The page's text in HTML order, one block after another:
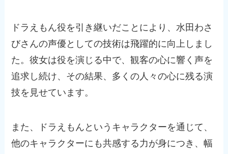
ドラえもん役を引き継いだことにより、水田わさ
びさんの声優としての技術は飛躍的に向上しまし
た。彼女は役を演じる中で、観客の心に響く声を
追求し続け、その結果、多くの人々の心に残る演
技を見せています。
また、ドラえもんというキャラクターを通じて、
他のキャラクターにも共感する力が身につき、幅